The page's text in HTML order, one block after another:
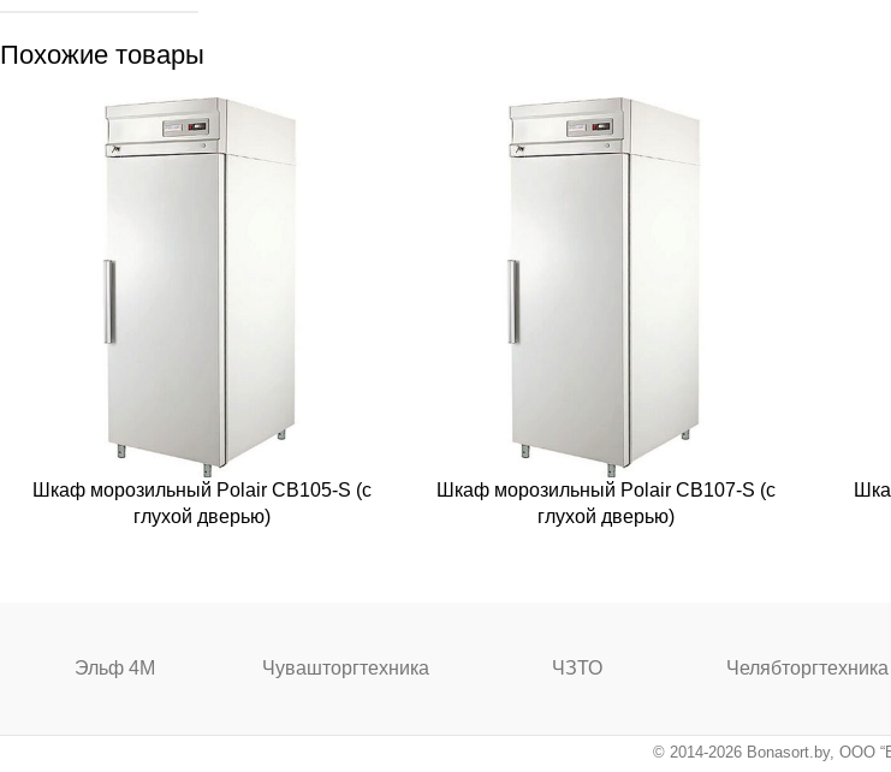
Похожие товары
Шкаф морозильный Polair CB105-S (с
глухой дверью)
Шкаф морозильный Polair CB107-S (с
глухой дверью)
Эльф 4М Чувашторгтехника ЧЗТО Челябторгтехника
© 2014-2026 Bonasort.by, ООО